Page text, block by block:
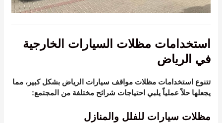
استخدامات مظلات السيارات الخارجية
في الرياض
تتنوع استخداماتمظلات مواقف سيارات الرياض بشكل كبير، مما
يجعلها حلاً عملياً يلبي احتياجات شرائح مختلفة من المجتمع:
مظلات سيارات للفلل والمنازل